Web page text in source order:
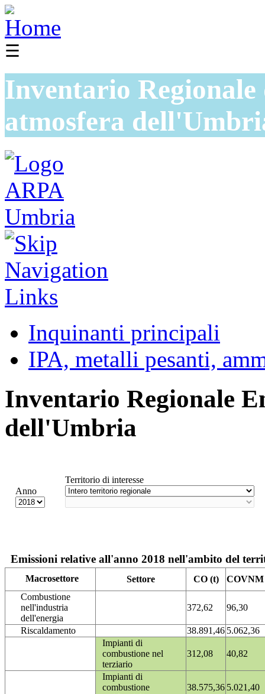
☰
Inventario
atmosfera
Inquinanti principali
IPA, metalli pesanti,
Inventario Regionale
dell'Umbria
Anno
Territorio di interesse
Emissioni relative all'anno 2018 nell'ambito del
Macrosettore Settore CO (t)
COVNM
Combustione
nell'industria
dell'energia
372,62 96,30
Riscaldamento 38.891,46 5.062,36
Impianti di
combustione nel
terziario
312,08 40,82
Impianti di
combustione
38.575,36 5.021,40